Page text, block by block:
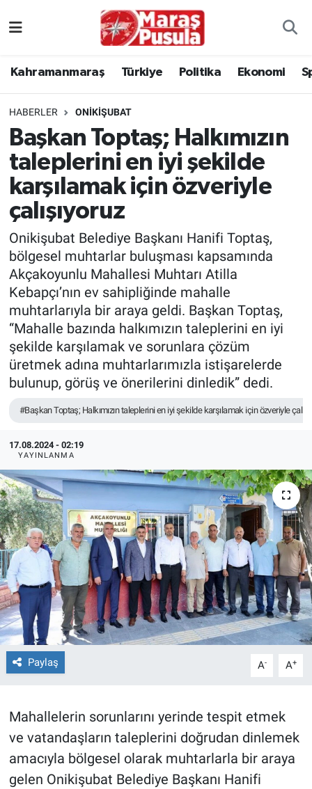
Kahramanmaraş Türkiye Politika Ekonomi
HABERLER ONIKIŞUBAT
Başkan Toptaş; Halkımızın
taleplerini en iyi şekilde
karşılamak için özveriyle
çalışıyoruz
Onikişubat Belediye Başkanı Hanifi Toptaş,
bölgesel muhtarlar buluşması kapsamında
Akçakoyunlu Mahallesi Muhtarı Atilla
Kebapçı’nın ev sahipliğinde mahalle
muhtarlarıyla bir araya geldi. Başkan Toptaş,
“Mahalle bazında halkımızın taleplerini en iyi
şekilde karşılamak ve sorunlara çözüm
üretmek adına muhtarlarımızla istişarelerde
bulunup, görüş ve önerilerini dinledik” dedi.
#Başkan Toptaş; Halkımızın taleplerini en iyi şekilde karşılamak için özveriyle
17.08.2024 - 02:19
YAYINLANMA
Paylaş A- A+
Mahallelerin sorunlarını yerinde tespit etmek
ve vatandaşların taleplerini doğrudan dinlemek
amacıyla bölgesel olarak muhtarlarla bir araya
gelen Onikişubat Belediye Başkanı Hanifi
Politika
Ekonomi
Spor
Kültür Sanat
Sağlık
TEKNOLOJİ
Dünya
İlçeler
MAGAZİN
Bilim, Teknoloji
ASAYİŞ
ÇEVRE
HABERDE İNSAN
EĞİTİM
BİLİM VE TEKNOLOJİ
İstanbul Trafik Yoğunluk Haritası
Süper Lig Puan Durumu ve Fikstür
Tüm Manşetler
Son Dakika Haberleri
Haber Arşivi